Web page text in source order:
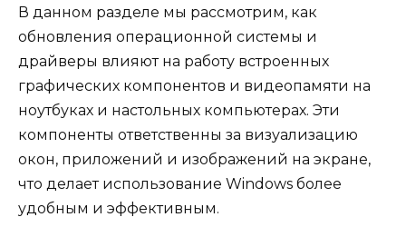
В данном разделе мы рассмотрим, как
обновления операционной системы и
драйверы влияют на работу встроенных
графических компонентов и видеопамяти на
ноутбуках и настольных компьютерах. Эти
компоненты ответственны за визуализацию
окон, приложений и изображений на экране,
что делает использование Windows более
удобным и эффективным.